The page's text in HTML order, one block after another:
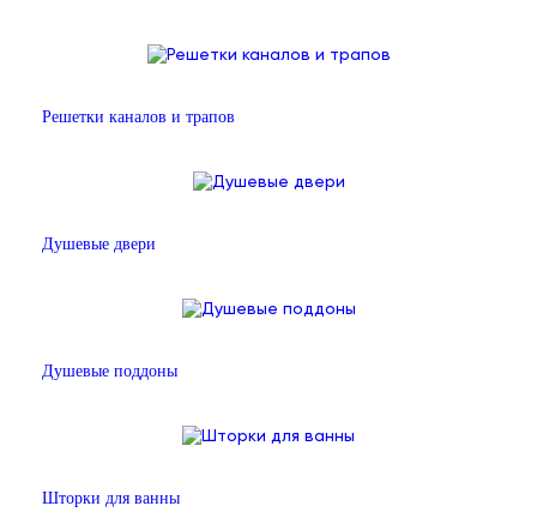
Решетки каналов и трапов
Душевые двери
Душевые поддоны
Шторки для ванны